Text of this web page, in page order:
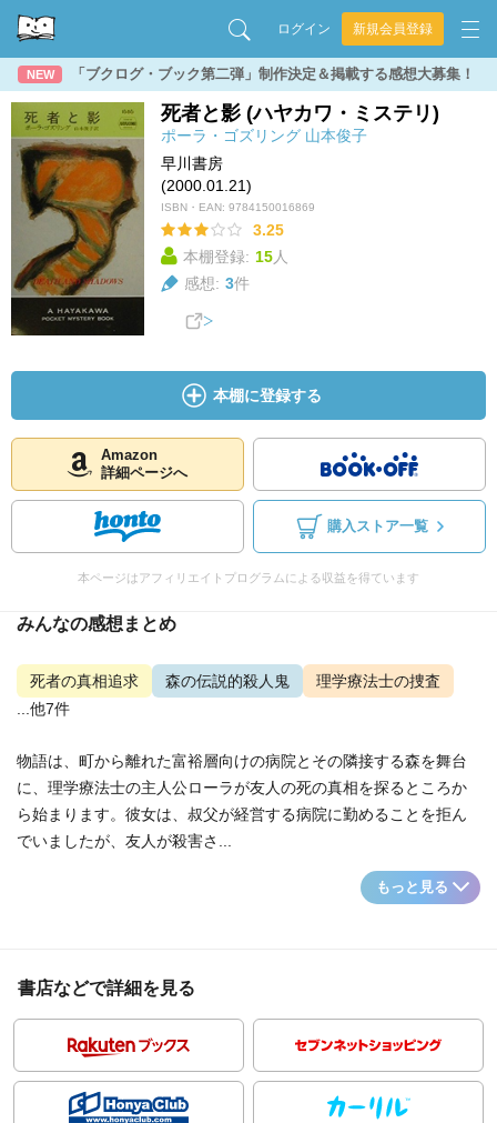
ログイン 新規会員登録
NEW 「ブクログ・ブック第二弾」制作決定＆掲載する感想大募集！
死者と影 (ハヤカワ・ミステリ)
ポーラ・ゴズリング 山本俊子
早川書房
(2000.01.21)
ISBN・EAN: 9784150016869
3.25
本棚登録: 15人
感想: 3件
本棚に登録する
Amazon
詳細ページへ
購入ストア一覧
本ページはアフィリエイトプログラムによる収益を得ています
みんなの感想まとめ
死者の真相追求 森の伝説的殺人鬼
理学療法士の捜査
...他7件
物語は、町から離れた富裕層向けの病院とその隣接する森を舞台
に、理学療法士の主人公ローラが友人の死の真相を探るところか
ら始まります。彼女は、叔父が経営する病院に勤めることを拒ん
でいましたが、友人が殺害さ...
もっと見る
書店などで詳細を見る